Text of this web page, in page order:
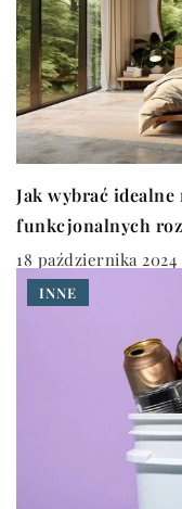
Jak wybrać
funkcjonalnych
18 października 2024
INNE